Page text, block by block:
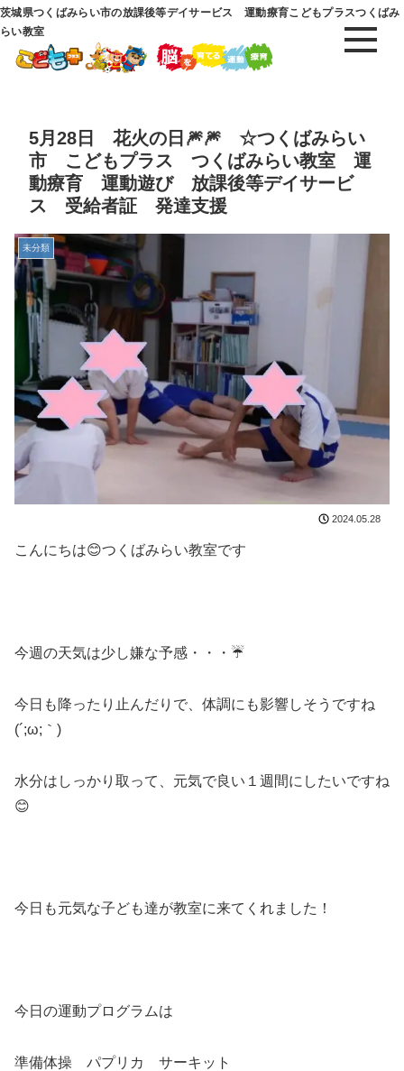
茨城県つくばみらい市の放課後等デイサービス 運動療育こどもプラスつくばみ
らい教室
5月28日 花火の日🎆🎆 ☆つくばみらい
市 こどもプラス つくばみらい教室 運
動療育 運動遊び 放課後等デイサービ
ス 受給者証 発達支援
未分類
2024.05.28
こんにちは😊つくばみらい教室です
今週の天気は少し嫌な予感・・・☔
今日も降ったり止んだりで、体調にも影響しそうですね
(´;ω;｀)
水分はしっかり取って、元気で良い１週間にしたいですね
😊
今日も元気な子ども達が教室に来てくれました！
今日の運動プログラムは
準備体操 パプリカ サーキット